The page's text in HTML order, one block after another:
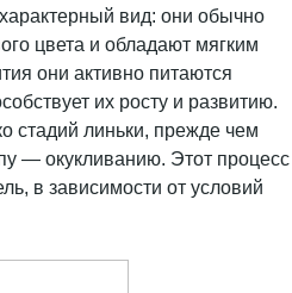
вид: они обычно
цвета и обладают мягким
они активно питаются
их росту и развитию.
стадий линьки, прежде чем
— окукливанию. Этот процесс
в зависимости от условий